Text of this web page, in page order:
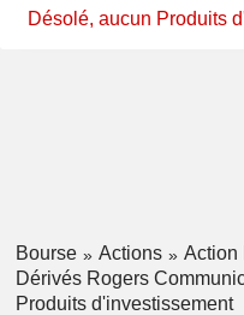
Désolé, aucun Produits
Bourse Actions
Action
Dérivés Rogers
Produits d'investissement